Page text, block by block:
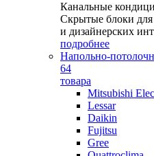
Канальные
Скрытые блоки для
и дизайнерских
подробнее
Напольно-
64
товара
Mitsubishi
Lessar
Daikin
Fujitsu
Gree